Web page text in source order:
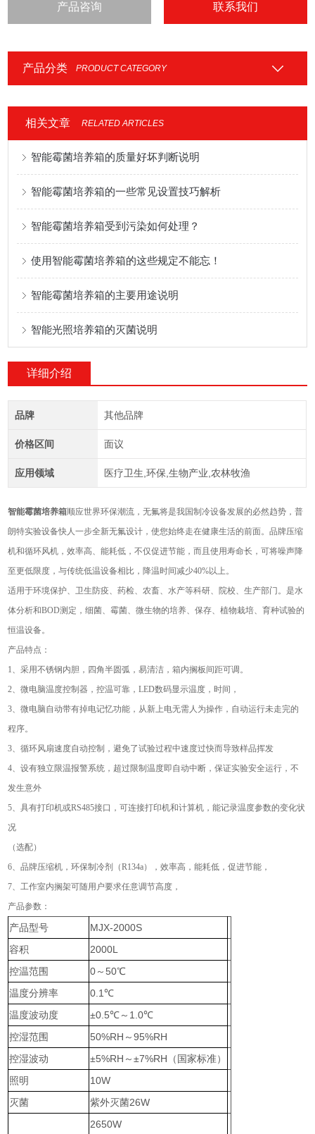
产品咨询 联系我们
产品分类 PRODUCT CATEGORY
相关文章 RELATED ARTICLES
智能霉菌培养箱的质量好坏判断说明
智能霉菌培养箱的一些常见设置技巧解析
智能霉菌培养箱受到污染如何处理？
使用智能霉菌培养箱的这些规定不能忘！
智能霉菌培养箱的主要用途说明
智能光照培养箱的灭菌说明
详细介绍
品牌 其他品牌
价格区间 面议
应用领域 医疗卫生,环保,生物产业,农林牧渔
智能霉菌培养箱 顺应世界环保潮流，无氟将是我国制冷设备发展的必然趋势，普
朗特实验设备快人一步全新无氟设计，使您始终走在健康生活的前面。品牌压缩
机和循环风机，效率高、能耗低，不仅促进节能，而且使用寿命长，可将噪声降
至更低限度，与传统低温设备相比，降温时间减少40%以上。
适用于环境保护、卫生防疫、药检、农畜、水产等科研、院校、生产部门。是水
体分析和BOD测定，细菌、霉菌、微生物的培养、保存、植物栽培、育种试验的
恒温设备。
产品特点：
1、采用不锈钢内胆，四角半圆弧，易清洁，箱内搁板间距可调。
2、微电脑温度控制器，控温可靠，LED数码显示温度，时间，
3、微电脑自动带有掉电记忆功能，从新上电无需人为操作，自动运行未走完的
程序。
3、循环风扇速度自动控制，避免了试验过程中速度过快而导致样品挥发
4、设有独立限温报警系统，超过限制温度即自动中断，保证实验安全运行，不
发生意外
5、具有打印机或RS485接口，可连接打印机和计算机，能记录温度参数的变化状
况
（选配）
6、品牌压缩机，环保制冷剂（R134a），效率高，能耗低，促进节能，
7、工作室内搁架可随用户要求任意调节高度，
产品参数：
产品型号
MJX-2000S
容积
2000L
控温范围
0～50℃
温度分辨率
0.1℃
温度波动度
±0.5℃～1.0℃
控湿范围
50%RH～95%RH
控湿波动
±5%RH～±7%RH（国家标准）
照明
10W
灭菌
紫外灭菌26W
2650W